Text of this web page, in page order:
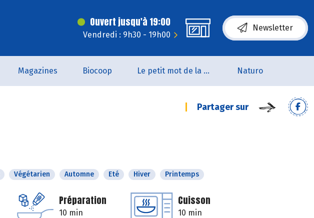
Ouvert jusqu'à 19:00
Vendredi : 9h30 - 19h00
Newsletter
Magazines Biocoop Le petit mot de la naturo Naturo
Partager sur
Végétarien Automne Eté Hiver Printemps
Préparation
10 min
Cuisson
10 min